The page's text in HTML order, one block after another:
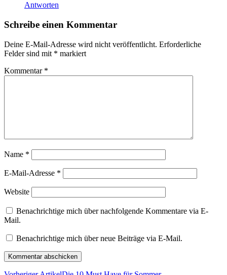
Antworten
Schreibe einen Kommentar
Deine E-Mail-Adresse wird nicht veröffentlicht. Erforderliche
Felder sind mit * markiert
Kommentar *
Name *
E-Mail-Adresse *
Website
Benachrichtige mich über nachfolgende Kommentare via E-
Mail.
Benachrichtige mich über neue Beiträge via E-Mail.